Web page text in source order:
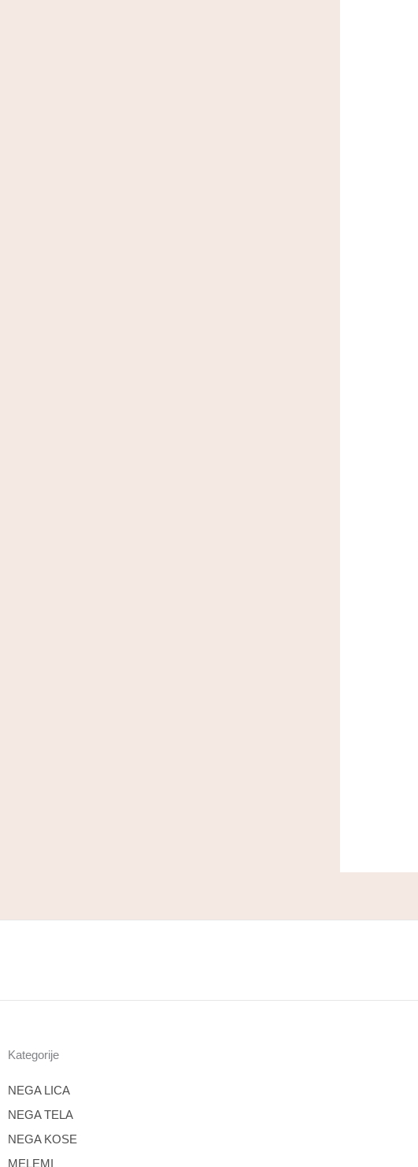
Kategorije
NEGA LICA
NEGA TELA
NEGA KOSE
MELEMI